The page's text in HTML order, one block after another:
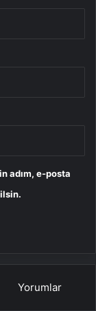
adım, e-posta
Yorumlar